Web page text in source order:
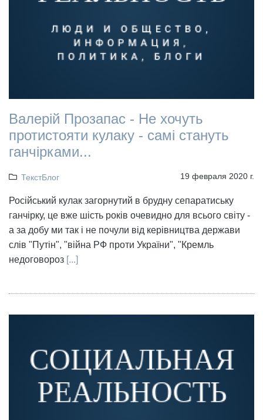
Валерій Прозапас - Не хочуть
протистояти кулаку - самі стануть
ганчірками...
ТекстБлог 19 февраля 2020 г.
Російський кулак загорнутий в брудну сепаратиську
ганчірку, це вже шість років очевидно для всього світу -
а за добу ми так і не почули від керівництва держави
слів "Путін", "війна РФ проти України", "Кремль
недоговороз [...]